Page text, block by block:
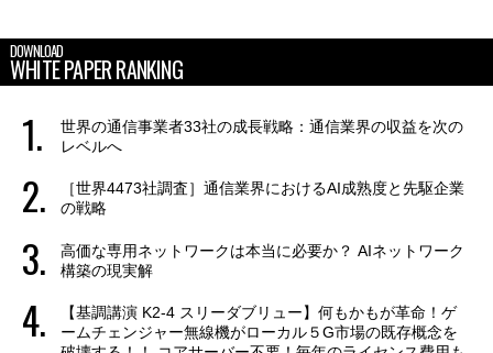
DOWNLOAD
WHITE PAPER RANKING
世界の通信事業者33社の成長戦略：通信業界の収益を次の
レベルへ
［世界4473社調査］通信業界におけるAI成熟度と先駆企業
の戦略
高価な専用ネットワークは本当に必要か？ AIネットワーク
構築の現実解
【基調講演 K2-4 スリーダブリュー】何もかもが革命！ゲ
ームチェンジャー無線機がローカル５G市場の既存概念を